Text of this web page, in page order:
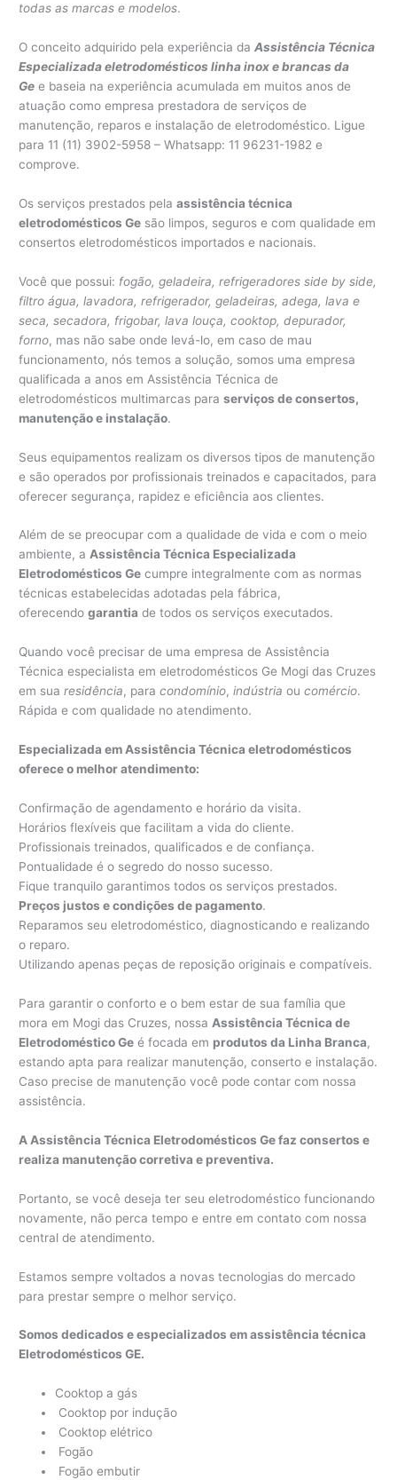
todas as marcas e modelos.
O conceito adquirido pela experiência daAssistência Técnica
Especializada eletrodomésticos linha inox e brancas da
Ge e baseia na experiência acumulada em muitos anos de
atuação como empresa prestadora de serviços de
manutenção, reparos e instalação de eletrodoméstico. Ligue
para 11 (11) 3902-5958 – Whatsapp: 11 96231-1982 e
comprove.
Os serviços prestados pelaassistência técnica
eletrodomésticos Ge são limpos, seguros e com qualidade em
consertos eletrodomésticos importados e nacionais.
Você que possui: fogão, geladeira, refrigeradores side by side,
filtro água, lavadora, refrigerador, geladeiras, adega, lava e
seca, secadora, frigobar, lava louça, cooktop, depurador,
forno, mas não sabe onde levá-lo, em caso de mau
funcionamento, nós temos a solução, somos uma empresa
qualificada a anos em Assistência Técnica de
eletrodomésticos multimarcas paraserviços de consertos,
manutenção e instalação.
Seus equipamentos realizam os diversos tipos de manutenção
e são operados por profissionais treinados e capacitados, para
oferecer segurança, rapidez e eficiência aos clientes.
Além de se preocupar com a qualidade de vida e com o meio
ambiente, aAssistência Técnica Especializada
Eletrodomésticos Ge cumpre integralmente com as normas
técnicas estabelecidas adotadas pela fábrica,
oferecendogarantia de todos os serviços executados.
Quando você precisar de uma empresa de Assistência
Técnica especialista em eletrodomésticos Ge Mogi das Cruzes
em suaresidência, paracondomínio,indústria oucomércio.
Rápida e com qualidade no atendimento.
Especializada em Assistência Técnica eletrodomésticos
oferece o melhor atendimento:
Confirmação de agendamento e horário da visita.
Horários flexíveis que facilitam a vida do cliente.
Profissionais treinados, qualificados e de confiança.
Pontualidade é o segredo do nosso sucesso.
Fique tranquilo garantimos todos os serviços prestados.
Preços justos e condições de pagamento.
Reparamos seu eletrodoméstico, diagnosticando e realizando
o reparo.
Utilizando apenas peças de reposição originais e compatíveis.
Para garantir o conforto e o bem estar de sua família que
mora em Mogi das Cruzes, nossa Assistência Técnica de
Eletrodoméstico Ge é focada em produtos da Linha Branca,
estando apta para realizar manutenção, conserto e instalação.
Caso precise de manutenção você pode contar com nossa
assistência.
A Assistência Técnica Eletrodomésticos Ge faz consertos e
realiza manutenção corretiva e preventiva.
Portanto, se você deseja ter seu eletrodoméstico funcionando
novamente, não perca tempo e entre em contato com nossa
central de atendimento.
Estamos sempre voltados a novas tecnologias do mercado
para prestar sempre o melhor serviço.
Somos dedicados e especializados em assistência técnica
Eletrodomésticos GE.
Cooktop a gás
Cooktop por indução
Cooktop elétrico
Fogão
Fogão embutir